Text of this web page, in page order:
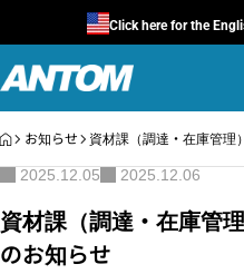
Click here for the
HOME
お知らせ 資材課（調達・在庫管理
2025.12.05 2025.12.06
資材課（調達・在庫管
のお知らせ